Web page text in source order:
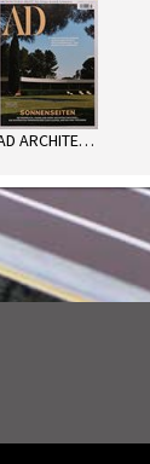
AD ARCHITECT.DIGEST